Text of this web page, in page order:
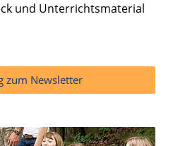
und Unterrichtsmaterial
zum Newsletter